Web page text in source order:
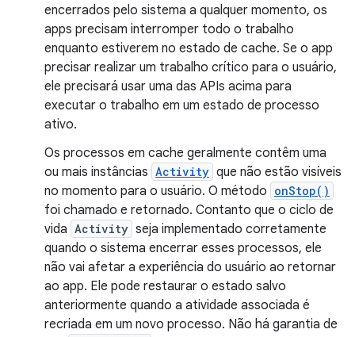
encerrados pelo sistema a qualquer momento, os
apps precisam interromper todo o trabalho
enquanto estiverem no estado de cache. Se o app
precisar realizar um trabalho crítico para o usuário,
ele precisará usar uma das APIs acima para
executar o trabalho em um estado de processo
ativo.
Os processos em cache geralmente contêm uma
ou mais instâncias Activity que não estão visíveis
no momento para o usuário. O método onStop()
foi chamado e retornado. Contanto que o ciclo de
vida Activity seja implementado corretamente
quando o sistema encerrar esses processos, ele
não vai afetar a experiência do usuário ao retornar
ao app. Ele pode restaurar o estado salvo
anteriormente quando a atividade associada é
recriada em um novo processo. Não há garantia de